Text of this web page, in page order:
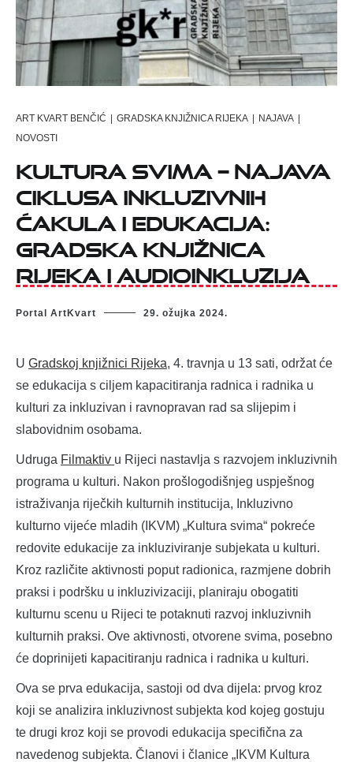
ART KVART BENČIĆ GRADSKA KNJIŽNICA RIJEKA NAJAVA
NOVOSTI
Kultura svima – najava
ciklusa inkluzivnih
ćakula i edukacija:
Gradska knjižnica
Rijeka i audioinkluzija
Portal ArtKvart 29. ožujka 2024.
U Gradskoj knjižnici Rijeka, 4. travnja u 13 sati, održat će
se edukacija s ciljem kapacitiranja radnica i radnika u
kulturi za inkluzivan i ravnopravan rad sa slijepim i
slabovidnim osobama.
Udruga Filmaktiv u Rijeci nastavlja s razvojem inkluzivnih
programa u kulturi. Nakon prošlogodišnjeg uspješnog
istraživanja riječkih kulturnih institucija, Inkluzivno
kulturno vijeće mladih (IKVM) „Kultura svima“ pokreće
redovite edukacije za inkluziviranje subjekata u kulturi.
Kroz različite aktivnosti poput radionica, razmjene dobrih
praksi i podršku u inkluzivizaciji, planiraju obogatiti
kulturnu scenu u Rijeci te potaknuti razvoj inkluzivnih
kulturnih praksi. Ove aktivnosti, otvorene svima, posebno
će doprinijeti kapacitiranju radnica i radnika u kulturi.
Ova se prva edukacija, sastoji od dva dijela: prvog kroz
koji se analizira inkluzivnost subjekta kod kojeg gostuju
te drugi kroz koji se provodi edukacija specifična za
navedenog subjekta. Članovi i članice „IKVM Kultura